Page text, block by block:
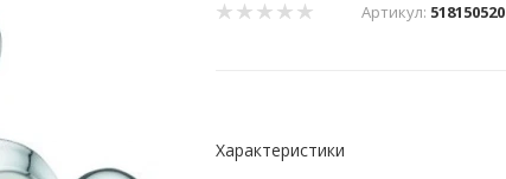
Артикул: 518150520
Характеристики